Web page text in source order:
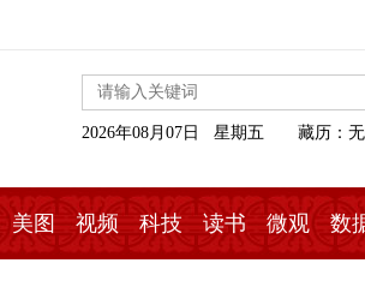
2026年08月07日 星期五 藏历：
美图 视频 科技 读书 微观 数